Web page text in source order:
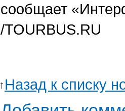
сообщает
/TOURBUS.RU
Назад к списку